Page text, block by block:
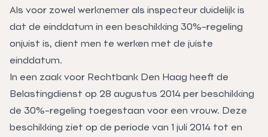
Als voor zowel werknemer als inspecteur duidelijk is
dat de einddatum in een beschikking 30%-regeling
onjuist is, dient men te werken met de juiste
einddatum.
In een zaak voor Rechtbank Den Haag heeft de
Belastingdienst op 28 augustus 2014 per beschikking
de 30%-regeling toegestaan voor een vrouw. Deze
beschikking ziet op de periode van 1 juli 2014 tot en